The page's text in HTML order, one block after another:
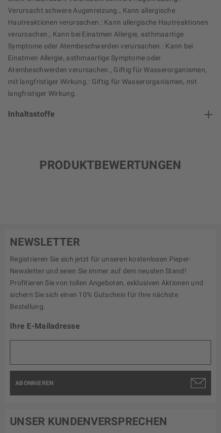
Verursacht schwere Augenreizung., Kann allergische
Hautreaktionen verursachen.: Kann allergische Hautreaktionen
verursachen., Kann bei Einatmen Allergie, asthmaartige
Symptome oder Atembeschwerden verursachen.: Kann bei
Einatmen Allergie, asthmaartige Symptome oder
Atembeschwerden verursachen., Giftig für Wasserorganismen,
mit langfristiger Wirkung.: Giftig für Wasserorganismen, mit
langfristiger Wirkung.
Inhaltsstoffe
PRODUKTBEWERTUNGEN
NEWSLETTER
Registrieren Sie sich jetzt für unseren kostenlosen Pieper-
Newsletter und seien Sie immer auf dem neusten Stand!
Profitieren Sie von tollen Angeboten, exklusiven Aktionen und
sichern Sie sich einen 10% Gutschein für Ihre nächste
Bestellung.
Ihre E-Mailadresse
ABONNIEREN
UNSER KUNDENVERSPRECHEN